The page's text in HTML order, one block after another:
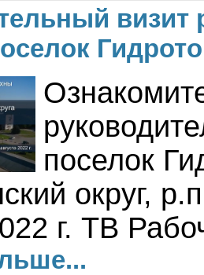
визит
поселок
округ,
г. ТВ